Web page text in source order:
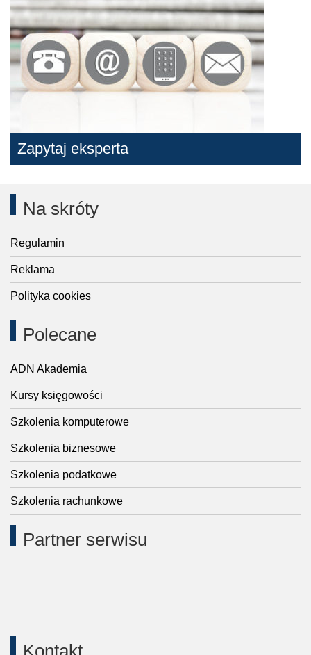
Zapytaj eksperta
Na skróty
Regulamin
Reklama
Polityka cookies
Polecane
ADN Akademia
Kursy księgowości
Szkolenia komputerowe
Szkolenia biznesowe
Szkolenia podatkowe
Szkolenia rachunkowe
Partner serwisu
Kontakt